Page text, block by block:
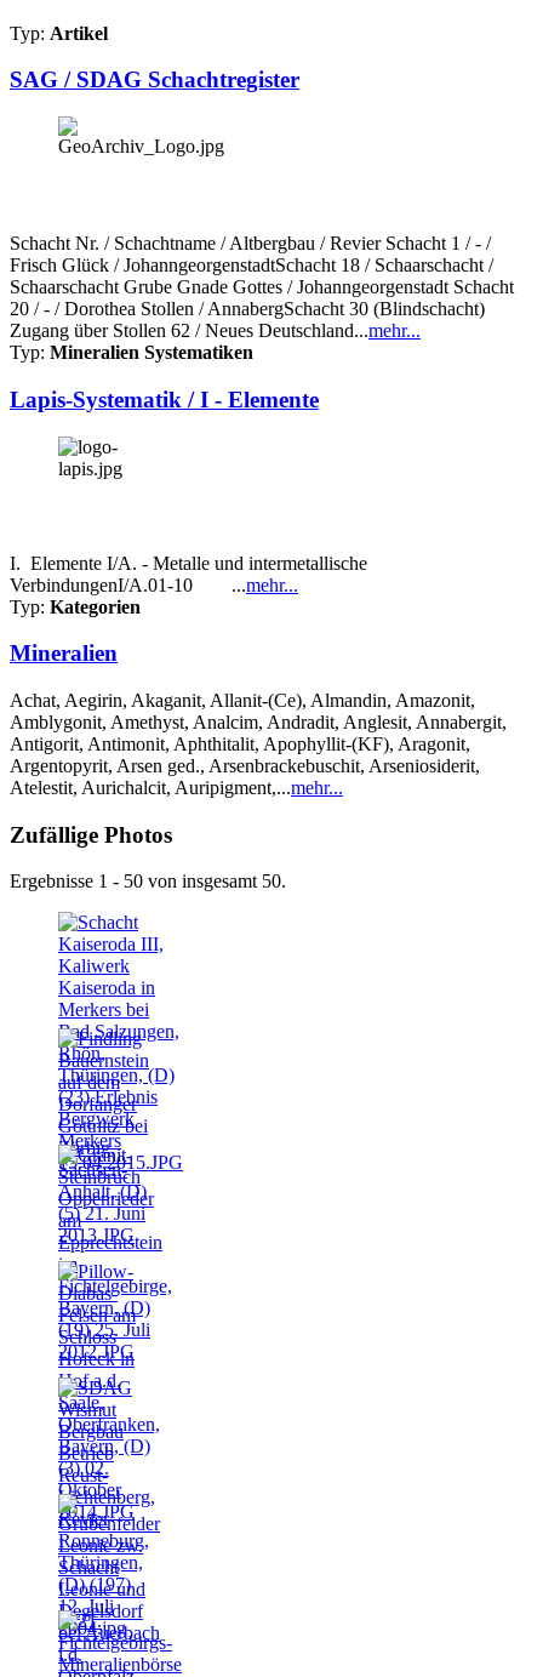
Typ: Artikel
SAG / SDAG Schachtregister
Schacht Nr. / Schachtname / Altbergbau / Revier Schacht 1 / - /
Frisch Glück / JohanngeorgenstadtSchacht 18 / Schaarschacht /
Schaarschacht Grube Gnade Gottes / Johanngeorgenstadt Schacht
20 / - / Dorothea Stollen / AnnabergSchacht 30 (Blindschacht)
Zugang über Stollen 62 / Neues Deutschland...mehr...
Typ: Mineralien Systematiken
Lapis-Systematik / I - Elemente
I. Elemente I/A. - Metalle und intermetallische
VerbindungenI/A.01-10 ...mehr...
Typ: Kategorien
Mineralien
Achat, Aegirin, Akaganit, Allanit-(Ce), Almandin, Amazonit,
Amblygonit, Amethyst, Analcim, Andradit, Anglesit, Annabergit,
Antigorit, Antimonit, Aphthitalit, Apophyllit-(KF), Aragonit,
Argentopyrit, Arsen ged., Arsenbrackebuschit, Arseniosiderit,
Atelestit, Aurichalcit, Auripigment,...mehr...
Zufällige Photos
Ergebnisse 1 - 50 von insgesamt 50.